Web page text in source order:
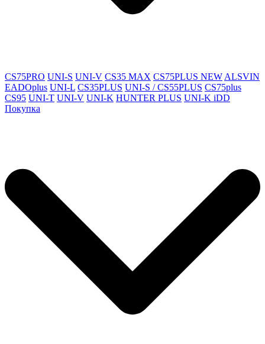
CS75PRO UNI-S UNI-V CS35 MAX CS75PLUS NEW ALSVIN
EADOplus UNI-L CS35PLUS UNI-S / CS55PLUS CS75plus
CS95 UNI-T UNI-V UNI-K HUNTER PLUS UNI-K iDD
Покупка